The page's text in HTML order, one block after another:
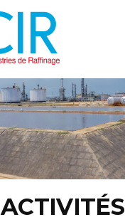
ACTIVITÉS